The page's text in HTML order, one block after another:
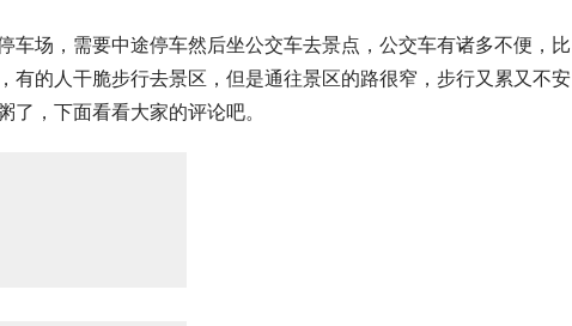
车场，需要中途停车然后坐公交车去景点，公交车有诸多不便，比
有的人干脆步行去景区，但是通往景区的路很窄，步行又累又不安
，下面看看大家的评论吧。